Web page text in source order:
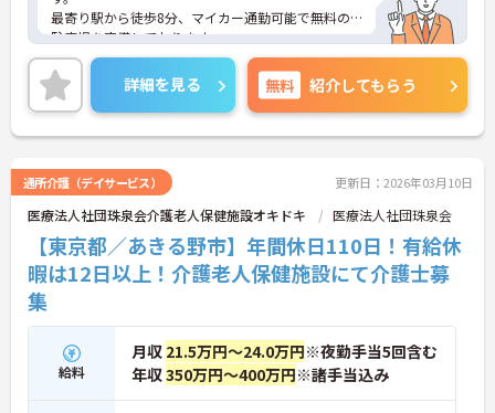
最寄り駅から徒歩8分、マイカー通勤可能で無料の
駐車場を完備しております。
各種手当も充実しておりますので、安心してご就業
いただけます。
ご興味のある方には、面接対策ポイントなど、さら
に詳細をお話しいたしますのでお気軽にご相談くだ
さい！
詳細を見る 無料 紹介してもらう
通所介護（デイサービス） 更新日：2026年03月10日
医療法人社団珠泉会介護老人保健施設オキドキ 医療法人社団珠泉会
【東京都／あきる野市】年間休日110日！有給休
暇は12日以上！介護老人保健施設にて介護士募
集
給料
月収 21.5万円～24.0万円※夜勤手当5回含む
年収350万円～400万円※諸手当込み